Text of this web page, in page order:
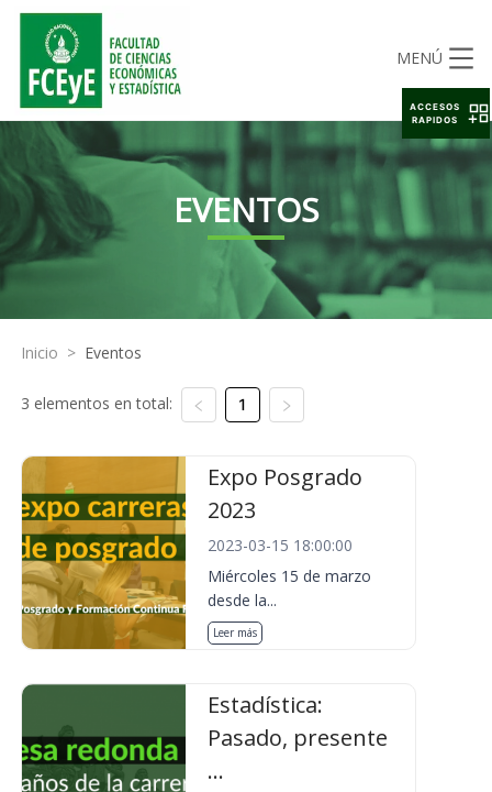
MENÚ
EVENTOS
Inicio > Eventos
3 elementos en total: 1
Expo Posgrado
2023
2023-03-15 18:00:00
Miércoles 15 de marzo
desde la...
Leer más
Estadística:
Pasado, presente
...
ACCESOS
RAPIDOS